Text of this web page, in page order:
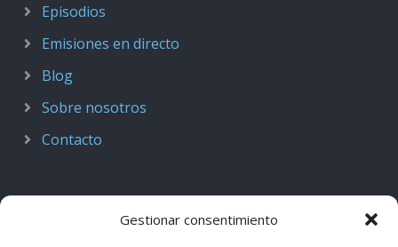
Gestionar consentimiento
Episodios
Emisiones en directo
Blog
Sobre nosotros
Contacto